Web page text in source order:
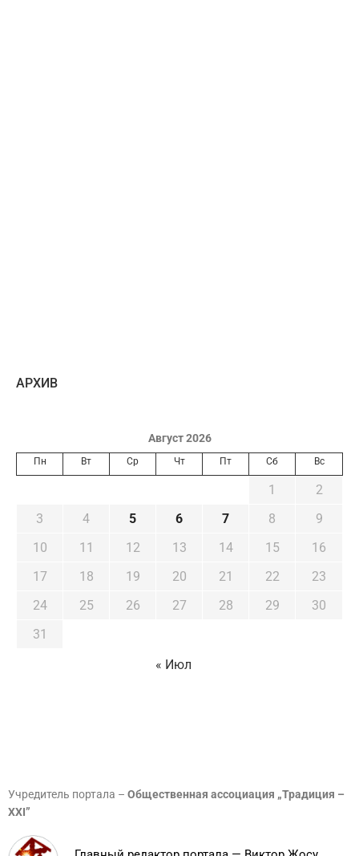
AРХИВ
Август 2026
Пн Вт Ср Чт Пт Сб Вс
1
2
3
4 5 6 7 8
9
10
11 12 13 14 15
16
17
18 19 20 21 22
23
24
25 26 27 28 29
30
31
« Июл
Учредитель портала – Общественная ассоциация „Традиция –
XXI”